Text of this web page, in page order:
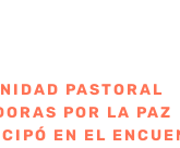
PASTORAL
POR LA PAZ
EN EL